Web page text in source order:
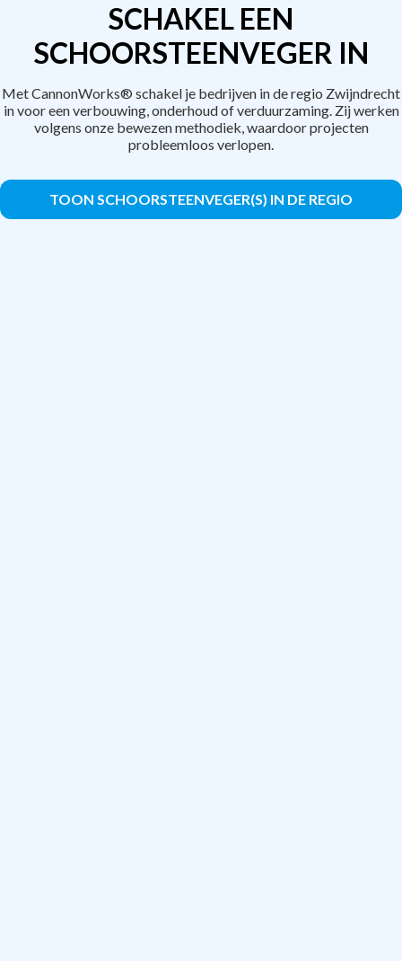
SCHAKEL EEN
SCHOORSTEENVEGER IN
Met CannonWorks® schakel je bedrijven in de regio Zwijndrecht
in voor een verbouwing, onderhoud of verduurzaming. Zij werken
volgens onze bewezen methodiek, waardoor projecten
probleemloos verlopen.
TOON SCHOORSTEENVEGER(S) IN DE REGIO